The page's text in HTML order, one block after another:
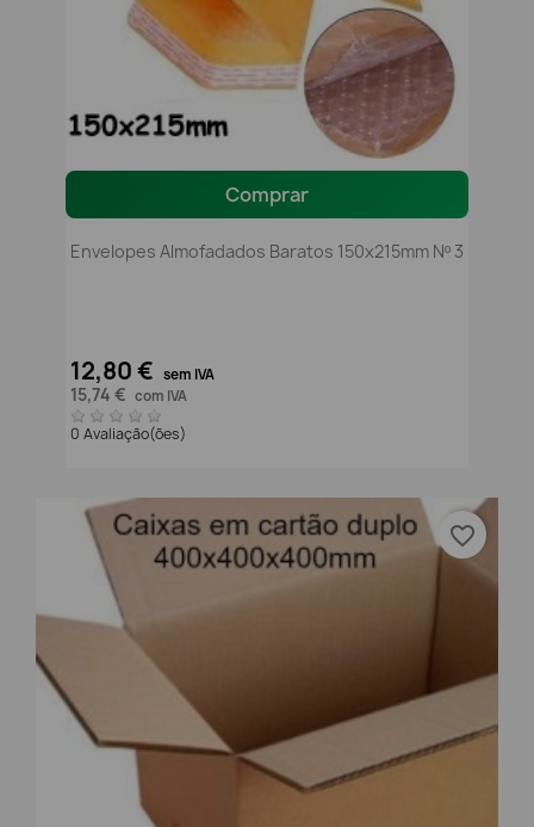
Comprar
Envelopes Almofadados Baratos 150x215mm Nº 3
12,80 € sem IVA
15,74 € com IVA
0 Avaliação(ões)
favorite_border